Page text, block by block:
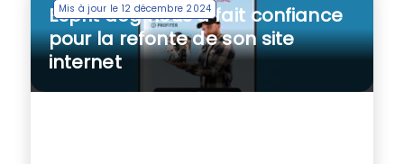
Mis à jour le 12 décembre 2024
Esprit dog nous a fait confiance
pour la refonte de son site
internet